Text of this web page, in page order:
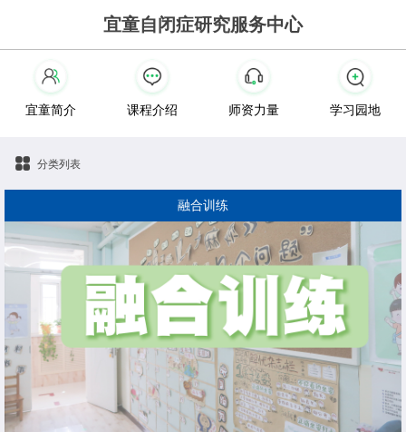
宜童自闭症研究服务中心
宜童简介 课程介绍 师资力量 学习园地
分类列表
融合训练